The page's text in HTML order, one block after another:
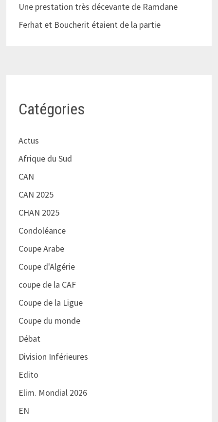
Une prestation très décevante de Ramdane
Ferhat et Boucherit étaient de la partie
Catégories
Actus
Afrique du Sud
CAN
CAN 2025
CHAN 2025
Condoléance
Coupe Arabe
Coupe d'Algérie
coupe de la CAF
Coupe de la Ligue
Coupe du monde
Débat
Division Inférieures
Edito
Elim. Mondial 2026
EN